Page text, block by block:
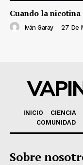
Cuando la
Iván Garay - 27 De
INICIO CIENCIA
COMUNIDAD
Sobre